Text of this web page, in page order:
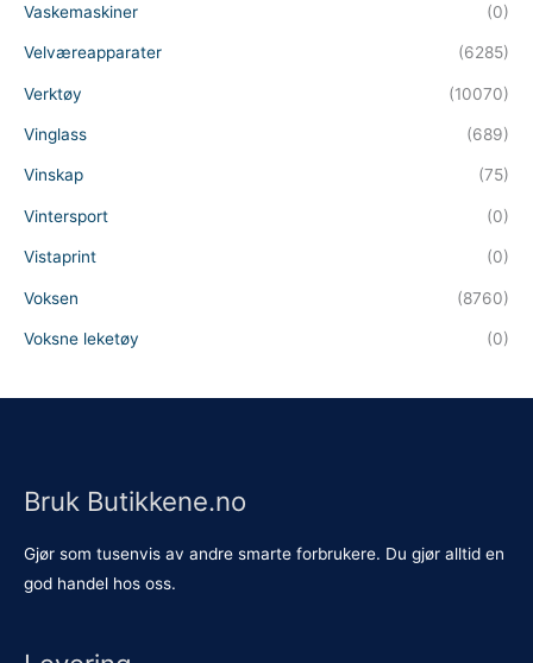
Vaskemaskiner (0)
Velværeapparater (6285)
Verktøy (10070)
Vinglass (689)
Vinskap (75)
Vintersport (0)
Vistaprint (0)
Voksen (8760)
Voksne leketøy (0)
Bruk Butikkene.no
Gjør som tusenvis av andre smarte forbrukere. Du gjør alltid en
god handel hos oss.